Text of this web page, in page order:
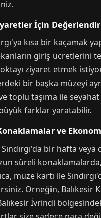
İçin
kısa bir kaçamak
giriş ücretlerini
ziyaret etmek
bir başka müzeyi
toplu taşıma ile
farklar yaratabilir.
ve
bir hafta
süreli
müze kartı ile
Örneğin, Balıkesir
İvrindi